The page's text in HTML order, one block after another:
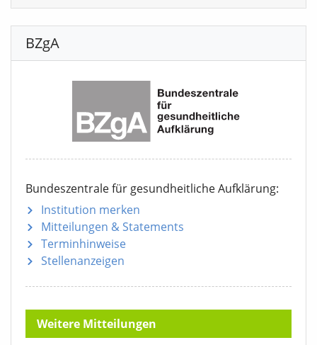
BZgA
Bundeszentrale für gesundheitliche Aufklärung:
Institution merken
Mitteilungen & Statements
Terminhinweise
Stellenanzeigen
Weitere Mitteilungen